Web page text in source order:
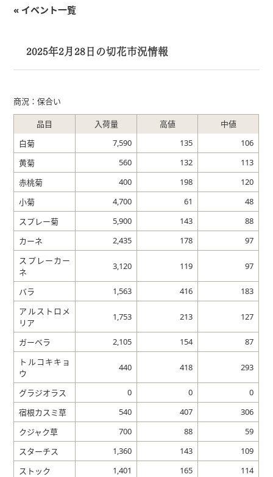
« イベント一覧
2025年2月28日の切花市況情報
商況：保合い
品目 入荷量 高値
中値
白菊
7,590 135
106
黄菊
560 132
113
赤桃菊
400 198
120
小菊
4,700 61
48
スプレー菊
5,900 143
88
カーネ
2,435 178
97
スプレーカー
ネ
3,120 119 97
バラ 1,563 416
183
アルストロメ
リア
1,753 213 127
ガーベラ 2,105 154
87
トルコキキョ
ウ
440 418 293
グラジオラス 0 0
0
宿根カスミ草
540 407
306
クジャク草
700 88
59
スターチス
1,360 143
109
ストック
1,401 165
114